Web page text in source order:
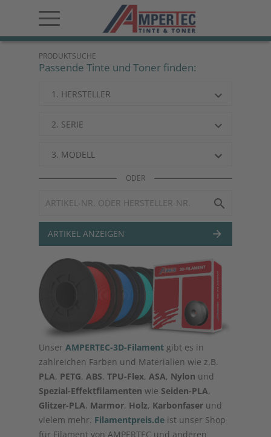
PRODUKTSUCHE
Passende Tinte und Toner finden:
1. HERSTELLER keyboard_arrow_down
2. SERIE keyboard_arrow_down
3. MODELL keyboard_arrow_down
keyboard_arrow_down
ODER
search
ARTIKEL ANZEIGEN arrow_forward
Unser AMPERTEC-3D-Filament gibt es in
zahlreichen Farben und Materialien wie z.B.
PLA, PETG, ABS, TPU-Flex, ASA, Nylon und
Spezial-Effektfilamenten wie Seiden-PLA,
Glitzer-PLA, Marmor, Holz, Karbonfaser und
vielem mehr. Filamentpreis.de ist unser Shop
für Filament von AMPERTEC und anderen